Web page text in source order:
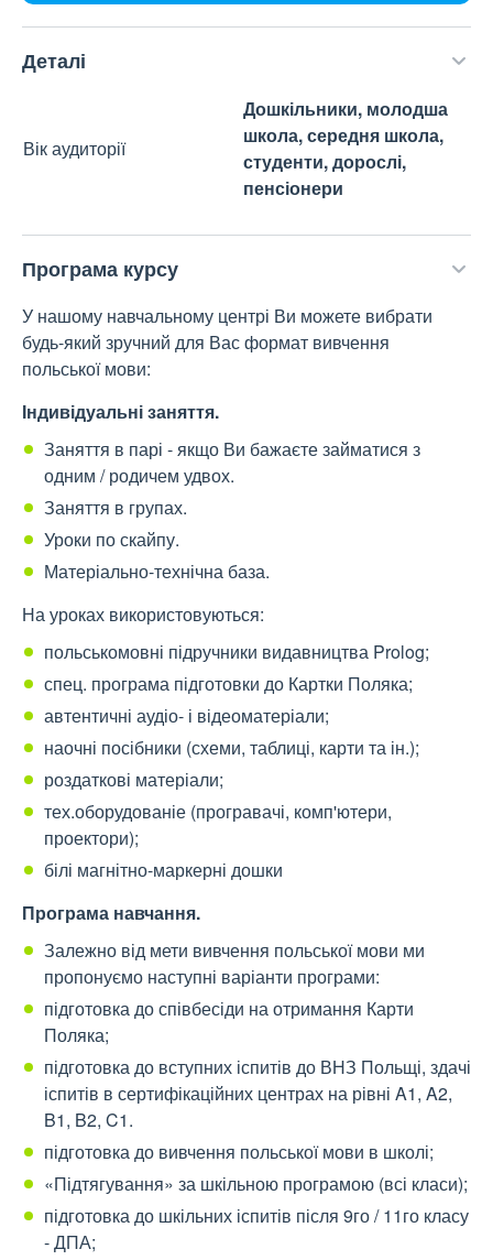
Деталі
Вік аудиторії
Дошкільники, молодша
школа, середня школа,
студенти, дорослі,
пенсіонери
Програма курсу
У нашому навчальному центрі Ви можете вибрати
будь-який зручний для Вас формат вивчення
польської мови:
Індивідуальні заняття.
Заняття в парі - якщо Ви бажаєте займатися з
одним / родичем удвох.
Заняття в групах.
Уроки по скайпу.
Матеріально-технічна база.
На уроках використовуються:
польськомовні підручники видавництва Prolog;
спец. програма підготовки до Картки Поляка;
автентичні аудіо- і відеоматеріали;
наочні посібники (схеми, таблиці, карти та ін.);
роздаткові матеріали;
тех.оборудованіе (програвачі, комп'ютери,
проектори);
білі магнітно-маркерні дошки
Програма навчання.
Залежно від мети вивчення польської мови ми
пропонуємо наступні варіанти програми:
підготовка до співбесіди на отримання Карти
Поляка;
підготовка до вступних іспитів до ВНЗ Польщі, здачі
іспитів в сертифікаційних центрах на рівні A1, A2,
B1, B2, C1.
підготовка до вивчення польської мови в школі;
«Підтягування» за шкільною програмою (всі класи);
підготовка до шкільних іспитів після 9го / 11го класу
- ДПА;